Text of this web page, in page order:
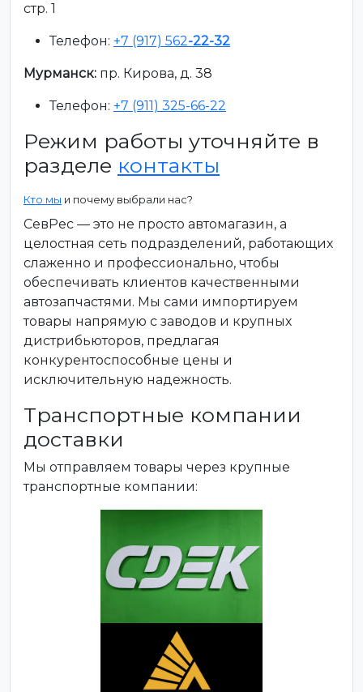
стр. 1
Телефон: +7 (917) 562-22-32
Мурманск: пр. Кирова, д. 38
Телефон: +7 (911) 325-66-22
Режим работы уточняйте в
разделе контакты
Кто мы и почему выбрали нас?
СевРес — это не просто автомагазин, а
целостная сеть подразделений, работающих
слаженно и профессионально, чтобы
обеспечивать клиентов качественными
автозапчастями. Мы сами импортируем
товары напрямую с заводов и крупных
дистрибьюторов, предлагая
конкурентоспособные цены и
исключительную надежность.
Транспортные компании
доставки
Мы отправляем товары через крупные
транспортные компании: